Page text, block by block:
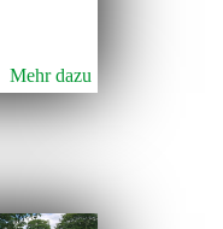
Mehr dazu